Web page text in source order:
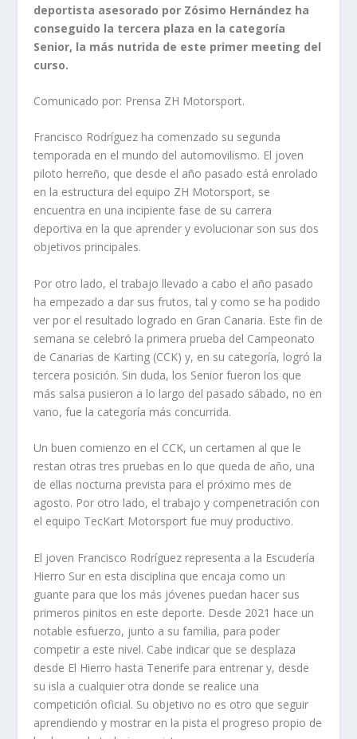
deportista asesorado por Zósimo Hernández ha
conseguido la tercera plaza en la categoría
Senior, la más nutrida de este primer meeting del
curso.
Comunicado por: Prensa ZH Motorsport.
Francisco Rodríguez ha comenzado su segunda
temporada en el mundo del automovilismo. El joven
piloto herreño, que desde el año pasado está enrolado
en la estructura del equipo ZH Motorsport, se
encuentra en una incipiente fase de su carrera
deportiva en la que aprender y evolucionar son sus dos
objetivos principales.
Por otro lado, el trabajo llevado a cabo el año pasado
ha empezado a dar sus frutos, tal y como se ha podido
ver por el resultado logrado en Gran Canaria. Este fin de
semana se celebró la primera prueba del Campeonato
de Canarias de Karting (CCK) y, en su categoría, logró la
tercera posición. Sin duda, los Senior fueron los que
más salsa pusieron a lo largo del pasado sábado, no en
vano, fue la categoría más concurrida.
Un buen comienzo en el CCK, un certamen al que le
restan otras tres pruebas en lo que queda de año, una
de ellas nocturna prevista para el próximo mes de
agosto. Por otro lado, el trabajo y compenetración con
el equipo TecKart Motorsport fue muy productivo.
El joven Francisco Rodríguez representa a la Escudería
Hierro Sur en esta disciplina que encaja como un
guante para que los más jóvenes puedan hacer sus
primeros pinitos en este deporte. Desde 2021 hace un
notable esfuerzo, junto a su familia, para poder
competir a este nivel. Cabe indicar que se desplaza
desde El Hierro hasta Tenerife para entrenar y, desde
su isla a cualquier otra donde se realice una
competición oficial. Su objetivo no es otro que seguir
aprendiendo y mostrar en la pista el progreso propio de